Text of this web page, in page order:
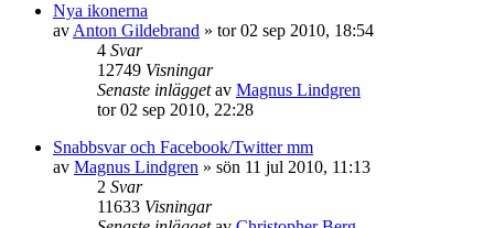
Nya ikonerna
av Anton Gildebrand » tor 02 sep 2010, 18:54
4 Svar
12749 Visningar
Senaste inläggetav Magnus Lindgren
tor 02 sep 2010, 22:28
Snabbsvar och Facebook/Twitter mm
av Magnus Lindgren » sön 11 jul 2010, 11:13
2 Svar
11633 Visningar